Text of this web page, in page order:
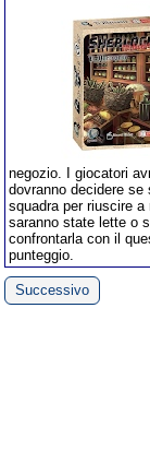
negozio. I giocatori
dovranno decidere se
squadra per riuscire
saranno state lette o
confrontarla con il
punteggio.
Successivo